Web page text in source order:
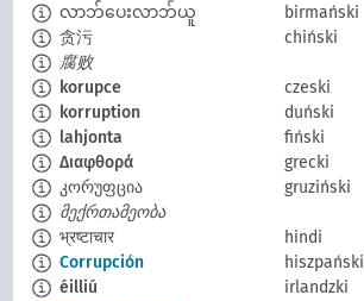
လာဘ်ပေးလာဘ်ယူ
birmański
贪污
chiński
腐败
korupce
czeski
korruption
duński
lahjonta
fiński
Διαφθορά
grecki
კორუფცია
gruziński
მექრთამეობა
भ्रष्टाचार
hindi
Corrupción
hiszpański
éilliú
irlandzki